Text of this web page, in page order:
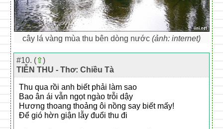
cây lá vàng mùa thu bên dòng nước (ảnh: internet)
#10. (⇧)
TIỄN THU - Thơ: Chiều Tà
Thu qua rồi anh biết phải làm sao
Bao ân ái vẫn ngọt ngào trỗi dậy
Hương thoang thoảng ôi nồng say biết mấy!
Để gió hờn giận lẫy đuổi thu đi